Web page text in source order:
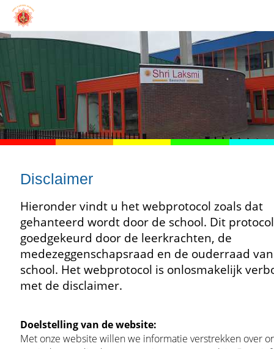
Disclaimer
Hieronder vindt u het webprotocol zoals dat
gehanteerd wordt door de school. Dit
goedgekeurd door de leerkrachten, de
medezeggenschapsraad en de ouderraad
school. Het webprotocol is onlosmakelijk
met de disclaimer.
Doelstelling van de website:
Met onze website willen we informatie verstrekken over